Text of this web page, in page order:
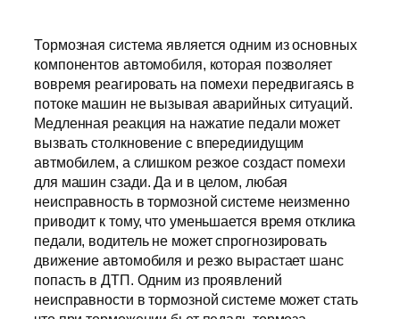
Тормозная система является одним из основных
компонентов автомобиля, которая позволяет
вовремя реагировать на помехи передвигаясь в
потоке машин не вызывая аварийных ситуаций.
Медленная реакция на нажатие педали может
вызвать столкновение с впередиидущим
автмобилем, а слишком резкое создаст помехи
для машин сзади. Да и в целом, любая
неисправность в тормозной системе неизменно
приводит к тому, что уменьшается время отклика
педали, водитель не может спрогнозировать
движение автомобиля и резко вырастает шанс
попасть в ДТП. Одним из проявлений
неисправности в тормозной системе может стать